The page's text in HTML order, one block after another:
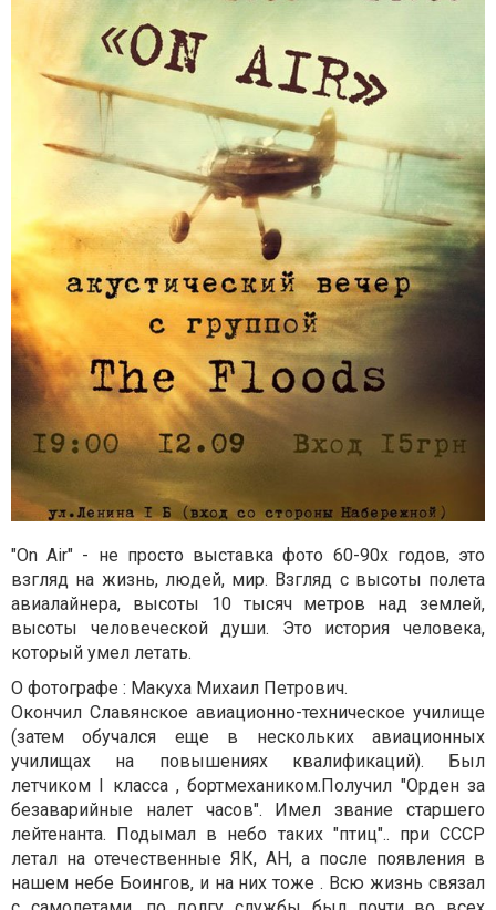
"On Air" - не просто выставка фото 60-90х годов, это
взгляд на жизнь, людей, мир. Взгляд с высоты полета
авиалайнера, высоты 10 тысяч метров над землей,
высоты человеческой души. Это история человека,
который умел летать.
О фотографе : Макуха Михаил Петрович.
Окончил Славянское авиационно-техническое училище
(затем обучался еще в нескольких авиационных
училищах на повышениях квалификаций). Был
летчиком І класса , бортмехаником.Получил "Орден за
безаварийные налет часов". Имел звание старшего
лейтенанта. Подымал в небо таких "птиц".. при СССР
летал на отечественные ЯК, АН, а после появления в
нашем небе Боингов, и на них тоже . Всю жизнь связал